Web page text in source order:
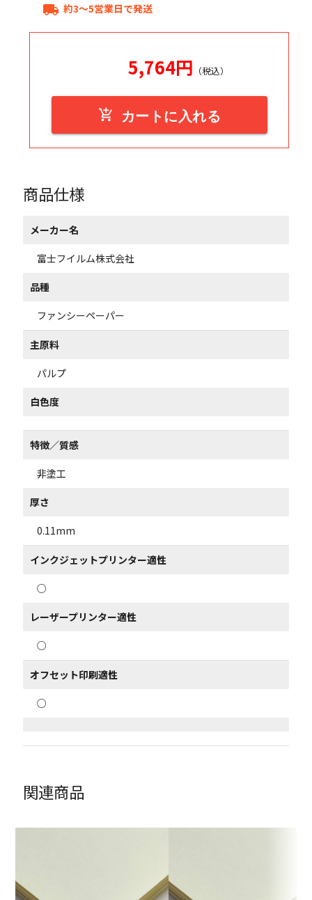
local_shipping 約3～5営業日で発送
5,764円 （税込）
add_shopping_cart カートに入れる
商品仕様
メーカー名
富士フイルム株式会社
品種
ファンシーペーパー
主原料
パルプ
白色度
特徴／質感
非塗工
厚さ
0.11mm
インクジェットプリンター適性
○
レーザープリンター適性
○
オフセット印刷適性
○
関連商品